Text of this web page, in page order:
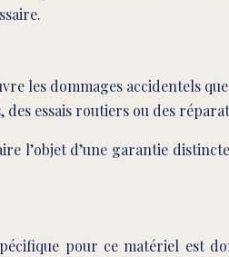
les dommages accidentels
essais routiers ou des
l’objet d’une garantie
pour ce matériel est